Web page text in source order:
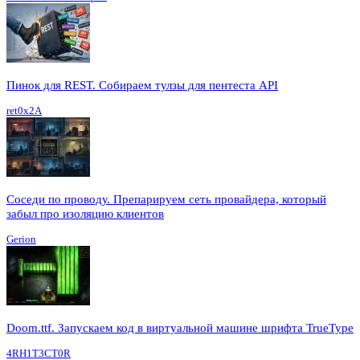
Пинок для REST. Собираем тулзы для пентеста API
ret0x2A
Соседи по проводу. Препарируем сеть провайдера, который
забыл про изоляцию клиентов
Gerion
Doom.ttf. Запускаем код в виртуальной машине шрифта TrueType
4RH1T3CT0R